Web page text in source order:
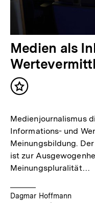
Medien als
Inhalt
Medienjournalismus
Informations- und
Meinungsbildung.
ist zur
Meinungspluralität…
Dagmar Hoffmann